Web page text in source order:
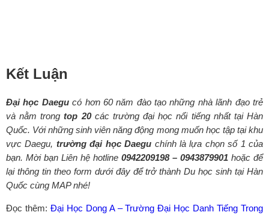
Kết Luận
Đại học Daegucó hơn 60 năm đào tạo những nhà lãnh đạo trẻ
và nằm trongtop 20các trường đại học nổi tiếng nhất tại Hàn
Quốc. Với những sinh viên năng động mong muốn học tập tại khu
vực Daegu, trường đại học Daegu chính là lựa chọn số 1 của
bạn. Mời bạn Liên hệ hotline 0942209198 – 0943879901 hoặc để
lại thông tin theo form dưới đây để trở thành Du học sinh tại Hàn
Quốc cùng MAP nhé!
Đọc thêm: Đại Học Dong A – Trường Đại Học Danh Tiếng Trong